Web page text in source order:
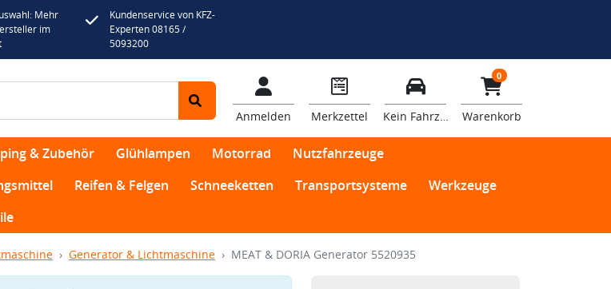
Mehr
im
Kundenservice von KFZ-
Experten 08165 /
5093200
Anmelden Merkzettel Kein Fahrzeug
0
Warenkorb
& Zubehör Glühlampen Motorrad
Nutzfahrzeuge
Reifen & Felgen Schneeketten Transportsysteme
Werkzeuge
Generator & Lichtmaschine MEAT & DORIA Generator 5520935